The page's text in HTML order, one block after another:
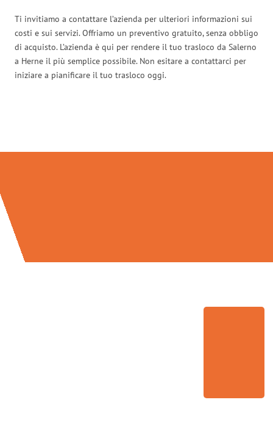
Ti invitiamo a contattare l’azienda per ulteriori informazioni sui
costi e sui servizi. Offriamo un preventivo gratuito, senza obbligo
di acquisto. L’azienda è qui per rendere il tuo trasloco da Salerno
a Herne il più semplice possibile. Non esitare a contattarci per
iniziare a pianificare il tuo trasloco oggi.